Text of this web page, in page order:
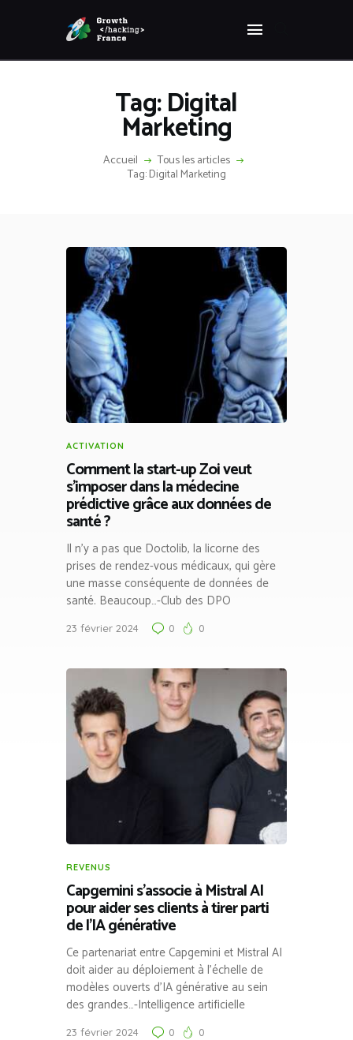
Tag: Digital
Marketing
Accueil Tous les articles
Tag: Digital Marketing
GROWTH HACKING FRANCE
ACCUEIL
VOUS ÊTES ?
RESSOURCES
CONTACT
ACTIVATION
Comment la start-up Zoi veut
s’imposer dans la médecine
prédictive grâce aux données de
santé ?
Il n'y a pas que Doctolib, la licorne des
prises de rendez-vous médicaux, qui gère
une masse conséquente de données de
santé. Beaucoup…-Club des DPO
23 février 2024 0 0
REVENUS
Capgemini s’associe à Mistral AI
pour aider ses clients à tirer parti
de l’IA générative
Ce partenariat entre Capgemini et Mistral AI
doit aider au déploiement à l'échelle de
modèles ouverts d'IA générative au sein
des grandes…-Intelligence artificielle
23 février 2024 0 0